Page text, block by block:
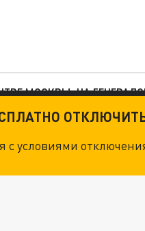
МОСКВЫ: НА
ВСУ. НО БЕДЫ ДЛЯ
с условиями